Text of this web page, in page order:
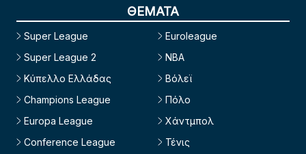
ΘΕΜΑΤΑ
Super League
Super League 2
Κύπελλο Ελλάδας
Champions League
Europa League
Conference League
Euroleague
NBA
Βόλεϊ
Πόλο
Χάντμπολ
Τένις